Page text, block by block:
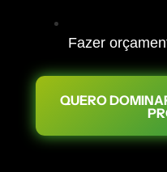
Fazer
QUERO